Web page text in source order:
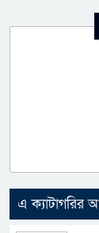
এ ক্যাটাগরির